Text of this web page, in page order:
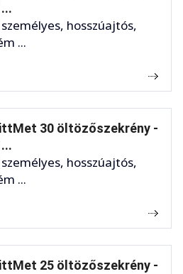
személyes, hosszúajtós,
...
30 öltözőszekrény -
hosszúajtós,
...
25 öltözőszekrény -